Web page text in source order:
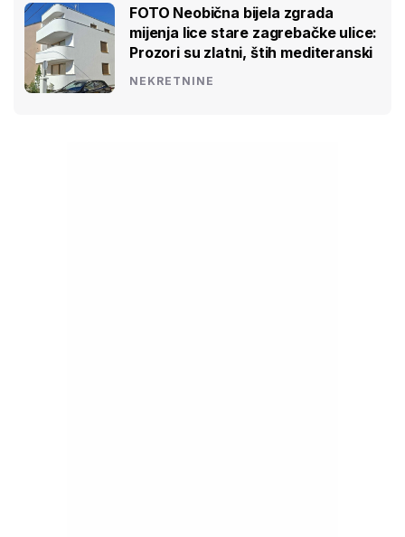
FOTO Neobična bijela zgrada
mijenja lice stare zagrebačke ulice:
Prozori su zlatni, štih mediteranski
NEKRETNINE